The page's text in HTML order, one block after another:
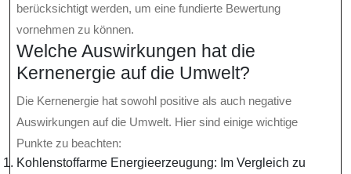
berücksichtigt werden, um eine fundierte Bewertung
vornehmen zu können.
Welche Auswirkungen hat die
Kernenergie auf die Umwelt?
Die Kernenergie hat sowohl positive als auch negative
Auswirkungen auf die Umwelt. Hier sind einige wichtige
Punkte zu beachten:
Kohlenstoffarme Energieerzeugung: Im Vergleich zu